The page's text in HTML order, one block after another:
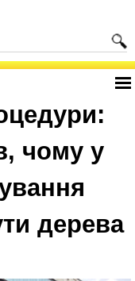
чому у
дерева